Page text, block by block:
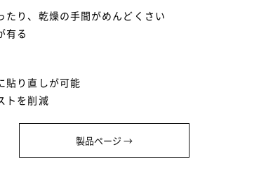
たり、乾燥の手間がめんどくさい
有る
貼り直しが可能
トを削減
製品ページ →